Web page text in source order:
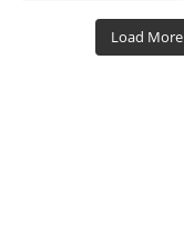
Load More